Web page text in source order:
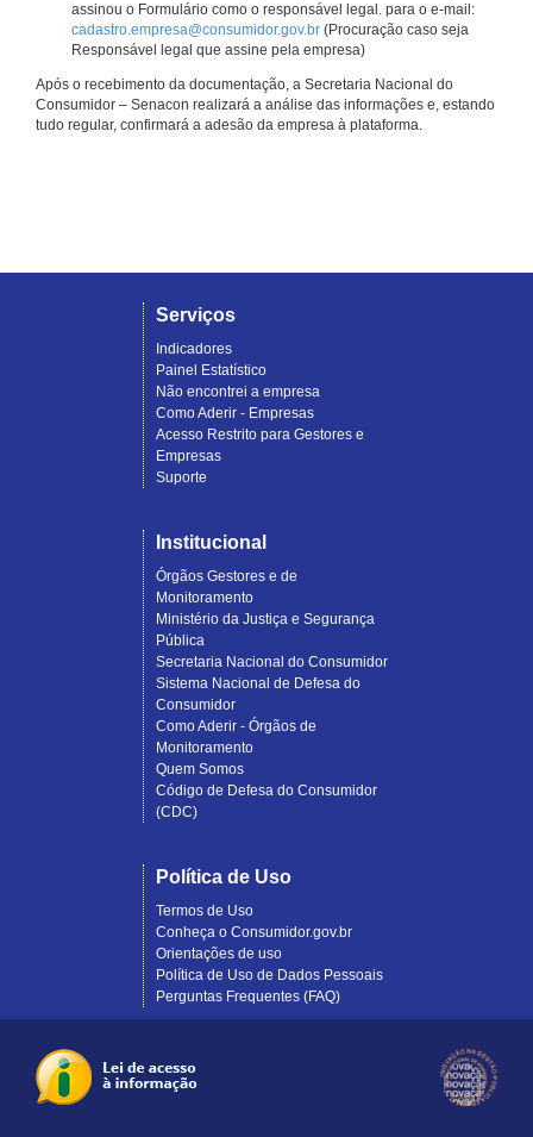
assinou o Formulário como o responsável legal. para o e-mail:
cadastro.empresa@consumidor.gov.br (Procuração caso seja
Responsável legal que assine pela empresa)
Após o recebimento da documentação, a Secretaria Nacional do
Consumidor – Senacon realizará a análise das informações e, estando
tudo regular, confirmará a adesão da empresa à plataforma.
Serviços
Indicadores
Painel Estatístico
Não encontrei a empresa
Como Aderir - Empresas
Acesso Restrito para Gestores e
Empresas
Suporte
Institucional
Órgãos Gestores e de
Monitoramento
Ministério da Justiça e Segurança
Pública
Secretaria Nacional do Consumidor
Sistema Nacional de Defesa do
Consumidor
Como Aderir - Órgãos de
Monitoramento
Quem Somos
Código de Defesa do Consumidor
(CDC)
Política de Uso
Termos de Uso
Conheça o Consumidor.gov.br
Orientações de uso
Política de Uso de Dados Pessoais
Perguntas Frequentes (FAQ)